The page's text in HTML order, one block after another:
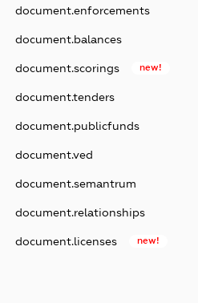
document.enforcements
document.balances
document.scorings new!
document.tenders
document.publicfunds
document.ved
document.semantrum
document.relationships
document.licenses new!